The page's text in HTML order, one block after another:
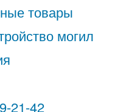
товары
могил
21-42